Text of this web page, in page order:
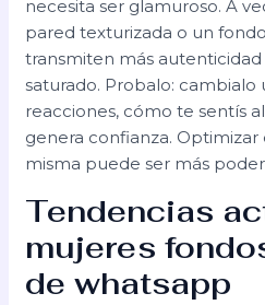
necesita ser glamuroso. A
pared texturizada o un
transmiten más autenticidad
saturado. Probalo: cambialo
reacciones, cómo te sentís
genera confianza. Optimizar
misma puede ser más
Tendencias
mujeres
de whatsapp